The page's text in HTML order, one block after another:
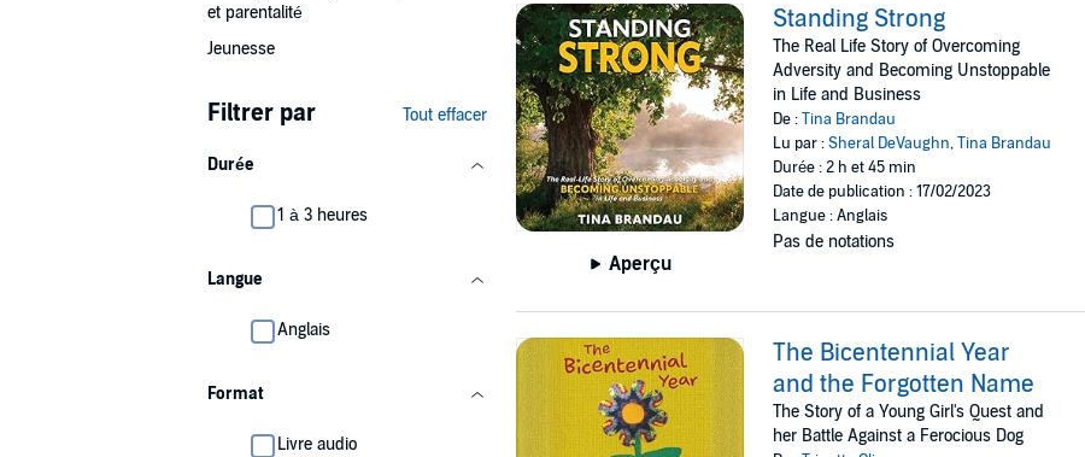
et parentalité
Jeunesse
Filtrer par Tout effacer
Durée
1 à 3 heures
Langue
Anglais
Format
Livre audio
Aperçu
Standing Strong
The Real Life Story of Overcoming
Adversity and Becoming Unstoppable
in Life and Business
De :Tina Brandau
Lu par :Sheral DeVaughn,Tina Brandau
Durée : 2 h et 45 min
Date de publication : 17/02/2023
Langue : Anglais
Pas de notations
The Bicentennial Year
and the Forgotten Name
The Story of a Young Girl's Quest and
her Battle Against a Ferocious Dog